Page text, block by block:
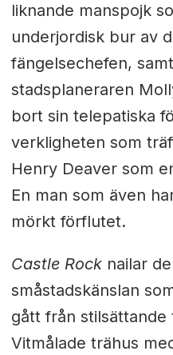
liknande manspojk
underjordisk bur av
fängelsechefen,
stadsplaneraren
bort sin telepatiska
verkligheten som
Henry Deaver som
En man som även
mörkt förflutet.
Castle Rocknailar
småstadskänslan
gått från
Vitmålade trähus